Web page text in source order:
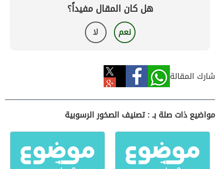
هل كان المقال مفيداً؟
نعم لا
شارك المقالة
مواضيع ذات صلة بـ : تصنيف الصخور الرسوبية